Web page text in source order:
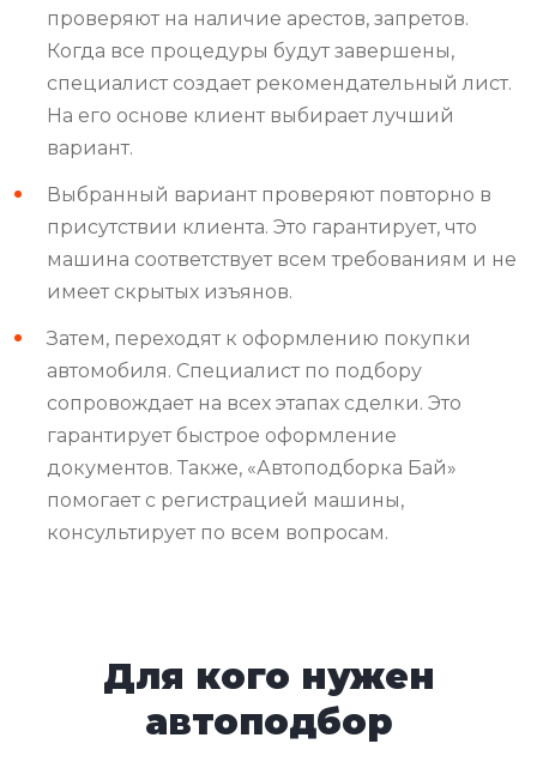
проверяют на наличие арестов, запретов.
Когда все процедуры будут завершены,
специалист создает рекомендательный лист.
На его основе клиент выбирает лучший
вариант.
Выбранный вариант проверяют повторно в
присутствии клиента. Это гарантирует, что
машина соответствует всем требованиям и не
имеет скрытых изъянов.
Затем, переходят к оформлению покупки
автомобиля. Специалист по подбору
сопровождает на всех этапах сделки. Это
гарантирует быстрое оформление
документов. Также, «Автоподборка Бай»
помогает с регистрацией машины,
консультирует по всем вопросам.
Для кого нужен
автоподбор